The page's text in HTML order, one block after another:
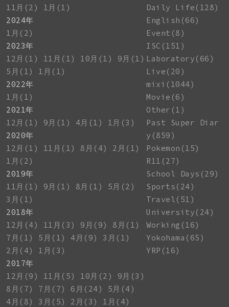
11月(2)
1月(1)
2024年
1月(2)
2023年
12月(1)
11月(1) 10月(1)
9月(1)
5月(1)
1月(1)
2022年
1月(1)
2021年
12月(1)
9月(1) 4月(1)
1月(3)
2020年
12月(1)
11月(1) 8月(4)
2月(1)
1月(2)
2019年
11月(1)
9月(1) 8月(1)
5月(2)
3月(1)
2018年
12月(4)
11月(3) 9月(9)
8月(1)
7月(1)
5月(1) 4月(9)
3月(1)
2月(4)
1月(3)
2017年
12月(9)
11月(5) 10月(2)
9月(3)
8月(7)
7月(7) 6月(24)
5月(4)
4月(8)
3月(5) 2月(3)
1月(4)
Daily Life(128)
English(66)
Event(8)
ISC(151)
Laboratory(66)
Live(20)
mixi(1044)
Movie(6)
Other(1)
Past Super Diar
y(859)
Pokemon(15)
R11(27)
School Days(29)
Sports(24)
Travel(51)
University(24)
Working(16)
Yokohama(65)
YRP(16)